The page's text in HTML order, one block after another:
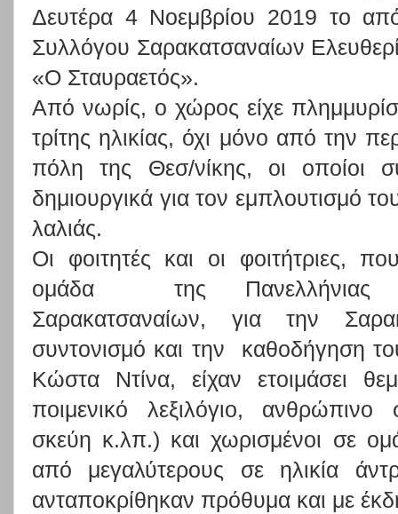
Δευτέρα 4 Νοεμβρίου 2019 το
Συλλόγου Σαρακατσαναίων
«Ο Σταυραετός».
Από νωρίς, ο χώρος είχε
τρίτης ηλικίας, όχι μόνο από την
πόλη της Θεσ/νίκης, οι οποίοι
δημιουργικά για τον εμπλουτισμό
λαλιάς.
Οι φοιτητές και οι φοιτήτριες,
ομάδα της Πανελλήνιας
Σαρακατσαναίων, για την
συντονισμό και την καθοδήγηση
Κώστα Ντίνα, είχαν ετοιμάσει
ποιμενικό λεξιλόγιο,
σκεύη κ.λπ.) και χωρισμένοι σε
από μεγαλύτερους σε ηλικία
ανταποκρίθηκαν πρόθυμα και με